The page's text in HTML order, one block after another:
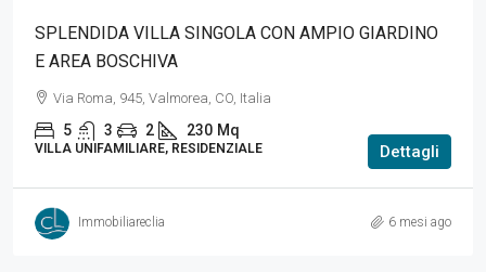
SPLENDIDA VILLA SINGOLA CON AMPIO GIARDINO
E AREA BOSCHIVA
Via Roma, 945, Valmorea, CO, Italia
5 3 2 230 Mq
VILLA UNIFAMILIARE, RESIDENZIALE Dettagli
Immobiliareclia 6 mesi ago